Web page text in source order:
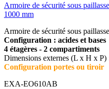
Armoire de sécurité sous
1000 mm
Armoire de sécurité sous
Configuration : acides et bases
4 étagères - 2 compartiments
Dimensions externes (L x H x P)
Configuration portes ou tiroir
EXA-EO610AB